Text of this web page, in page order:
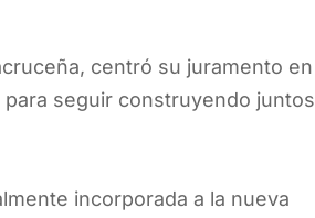
centró su juramento en
seguir construyendo juntos
incorporada a la nueva